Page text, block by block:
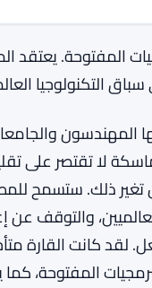
المفتوحة.
سباق التكنولوجيا
المهندسون
لا تقتصر على
ذلك. ستسمح
والتوقف عن
لقد كانت
المفتوحة،